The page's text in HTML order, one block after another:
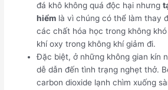
đá khô không quá độc hại nhưng
hiểm là vì chúng có thể làm thay
các chất hóa học trong không
khí oxy trong không khí giảm đi.
Đặc biệt, ở những không gian kín
dễ dẫn đến tình trạng nghẹt thở.
carbon dioxide lạnh chìm xuống